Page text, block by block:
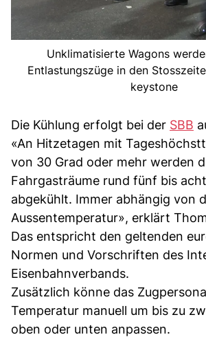
Unklimatisierte Wagons
Entlastungszüge in den
keystone
Die Kühlung erfolgt bei der SBB
«An Hitzetagen mit
von 30 Grad oder mehr werden
Fahrgasträume rund fünf bis
abgekühlt. Immer abhängig von
Aussentemperatur», erklärt
Das entspricht den geltenden
Normen und Vorschriften des
Eisenbahnverbands.
Zusätzlich könne das
Temperatur manuell um bis zu
oben oder unten anpassen.